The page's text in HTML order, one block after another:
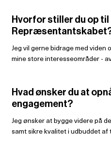
Hvorfor stiller du op til
Jeg vil gerne bidrage med
mine store interesseområder -
Hvad ønsker du at
engagement?
Jeg ønsker at bygge videre på
samt sikre kvalitet i udbuddet af